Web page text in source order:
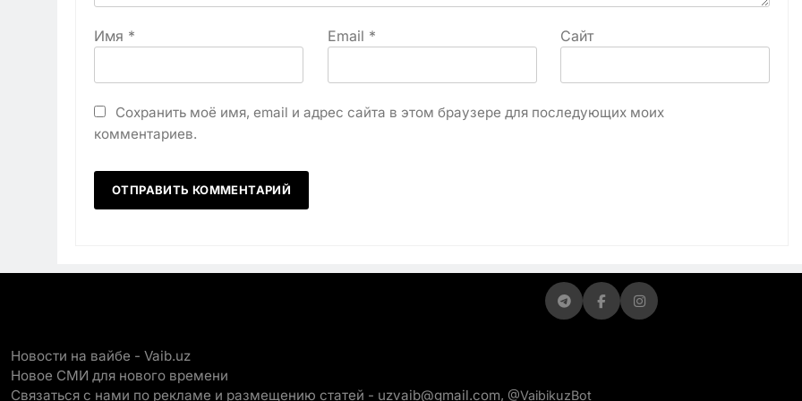
Имя * Email * Сайт
Сохранить моё имя, email и адрес сайта в этом браузере для последующих моих
комментариев.
Новости на вайбе - Vaib.uz
Новое СМИ для нового времени
Связаться с нами по рекламе и размещению статей - uzvaib@gmail.com, @VaibikuzBot